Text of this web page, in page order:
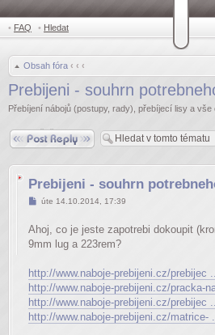
• FAQ • Hledat
Obsah fóra ‹ ‹ ‹
Prebijeni - souhrn
Přebíjení nábojů (postupy, rady), přebíjecí lisy a vše
Odpovědět
Prebijeni - souhrn
Příspěvek
úte 14.10.2014, 17:39
Ahoj, co je jeste zapotrebi dokoupit
9mm lug a 223rem?
http://www.naboje-prebijeni.cz/prebijec
http://www.naboje-prebijeni.cz/pracka-
http://www.naboje-prebijeni.cz/prebijec
http://www.naboje-prebijeni.cz/matrice-